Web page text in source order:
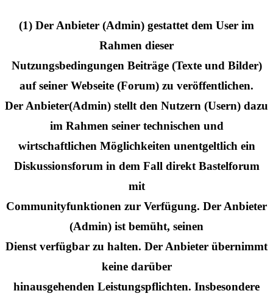
(1) Der Anbieter (Admin) gestattet dem User im
Rahmen dieser
Nutzungsbedingungen Beiträge (Texte und Bilder)
auf seiner Webseite (Forum) zu veröffentlichen.
Der Anbieter(Admin) stellt den Nutzern (Usern) dazu
im Rahmen seiner technischen und
wirtschaftlichen Möglichkeiten unentgeltlich ein
Diskussionsforum in dem Fall direkt Bastelforum
mit
Communityfunktionen zur Verfügung. Der Anbieter
(Admin) ist bemüht, seinen
Dienst verfügbar zu halten. Der Anbieter übernimmt
keine darüber
hinausgehenden Leistungspflichten. Insbesondere